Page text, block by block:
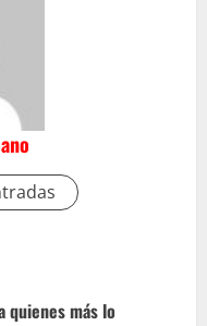
quienes más lo